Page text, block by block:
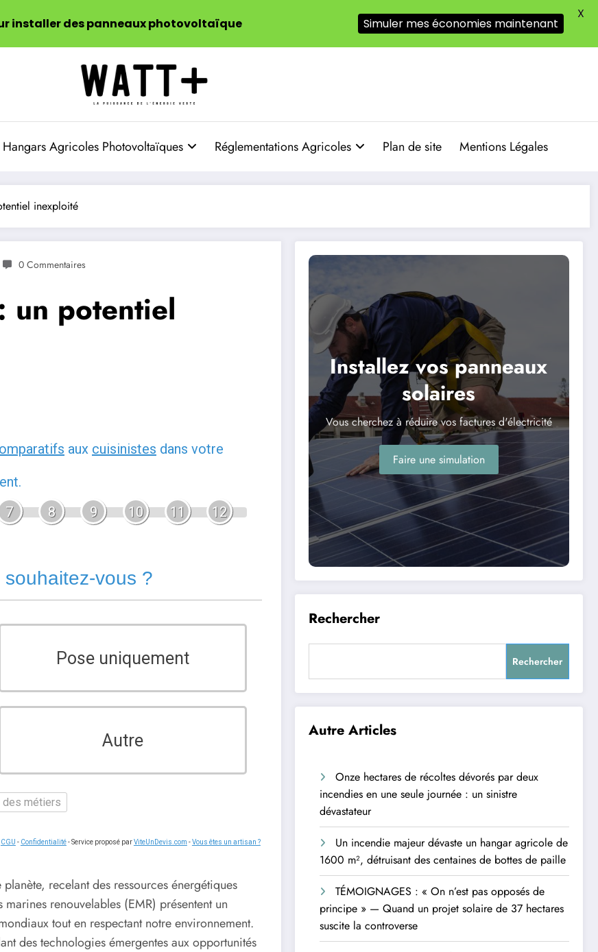
Hangars Agricoles Photovoltaïques Réglementations Agricoles Plan de site Mentions Légales
inexploité
0 Commentaires
un potentiel
aux cuisinistes dans votre
7 8 9 10 11 12
vous ?
Pose uniquement
Autre
métiers
CGU - Confidentialité- Service proposé parViteUnDevis.com -Vous êtes un artisan ?
recelant des ressources énergétiques
renouvelables (EMR) présentent un
tout en respectant notre environnement.
des technologies émergentes aux opportunités
Installez vos panneaux
solaires
Vous cherchez à réduire vos factures d'électricité
Faire une simulation
Rechercher
Rechercher
Autre Articles
Onze hectares de récoltes dévorés par deux
incendies en une seule journée : un sinistre
dévastateur
Un incendie majeur dévaste un hangar agricole de
1600 m², détruisant des centaines de bottes de paille
TÉMOIGNAGES : « On n’est pas opposés de
principe » — Quand un projet solaire de 37 hectares
suscite la controverse
installer des panneaux photovoltaïque Simuler mes économies maintenant
X